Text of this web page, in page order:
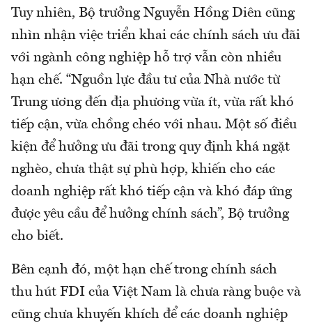
Tuy nhiên, Bộ trưởng Nguyễn Hồng Diên cũng
nhìn nhận việc triển khai các chính sách ưu đãi
với ngành công nghiệp hỗ trợ vẫn còn nhiều
hạn chế. “Nguồn lực đầu tư của Nhà nước từ
Trung ương đến địa phương vừa ít, vừa rất khó
tiếp cận, vừa chồng chéo với nhau. Một số điều
kiện để hưởng ưu đãi trong quy định khá ngặt
nghèo, chưa thật sự phù hợp, khiến cho các
doanh nghiệp rất khó tiếp cận và khó đáp ứng
được yêu cầu để hưởng chính sách”, Bộ trưởng
cho biết.
Bên cạnh đó, một hạn chế trong chính sách
thu hút FDI của Việt Nam là chưa ràng buộc và
cũng chưa khuyến khích để các doanh nghiệp